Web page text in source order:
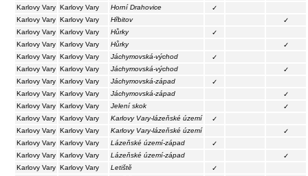
Karlovy Vary Karlovy Vary Horní Drahovice
✓
Karlovy Vary Karlovy Vary Hřbitov
✓
Karlovy Vary Karlovy Vary Hůrky
✓
Karlovy Vary Karlovy Vary Hůrky
✓
Karlovy Vary Karlovy Vary Jáchymovská-východ
✓
Karlovy Vary Karlovy Vary Jáchymovská-východ
✓
Karlovy Vary Karlovy Vary Jáchymovská-západ
✓
Karlovy Vary Karlovy Vary Jáchymovská-západ
✓
Karlovy Vary Karlovy Vary Jelení skok
✓
Karlovy Vary Karlovy Vary Karlovy Vary-lázeňské území
✓
Karlovy Vary Karlovy Vary Karlovy Vary-lázeňské území
✓
Karlovy Vary Karlovy Vary Lázeňské území-západ
✓
Karlovy Vary Karlovy Vary Lázeňské území-západ
✓
Karlovy Vary Karlovy Vary Letiště
✓